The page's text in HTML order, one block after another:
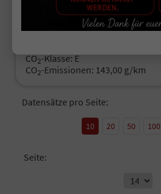
42.990,– €
CO2-Klasse:E
CO2-Emissionen: 143,00 g/km
Datensätze pro Seite:
10 20 50 100
Seite: